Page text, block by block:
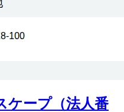
ケープ（法人番